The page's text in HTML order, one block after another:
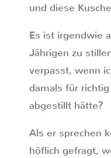
und diese
Es ist irgendwie
Jährigen zu
verpasst, wenn
damals für
abgestillt hätte?
Als er sprechen
höflich gefragt,